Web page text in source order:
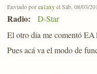
Enviado porea1axyel Sáb, 08/03/
Radio:
D-Star
El otro día me comentó
Pues acá va el modo de